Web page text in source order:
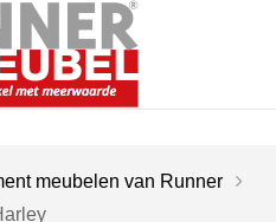
meubelen van Runner